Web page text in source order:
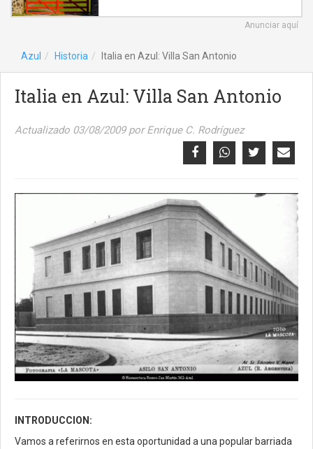
Anunciar aquí
Azul Historia Italia en Azul: Villa San Antonio
Italia en Azul: Villa San Antonio
Actualizado 03/08/2009 por Enrique C. Rodríguez
INTRODUCCION:
Vamos a referirnos en esta oportunidad a una popular barriada